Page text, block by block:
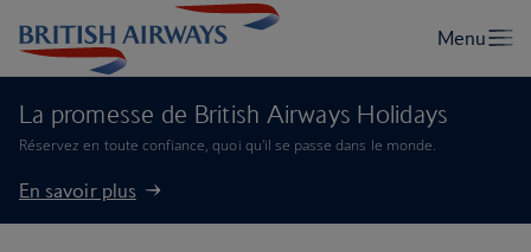
La promesse de British Airways Holidays
Réservez en toute confiance, quoi qu'il se passe dans le monde.
En savoir plus